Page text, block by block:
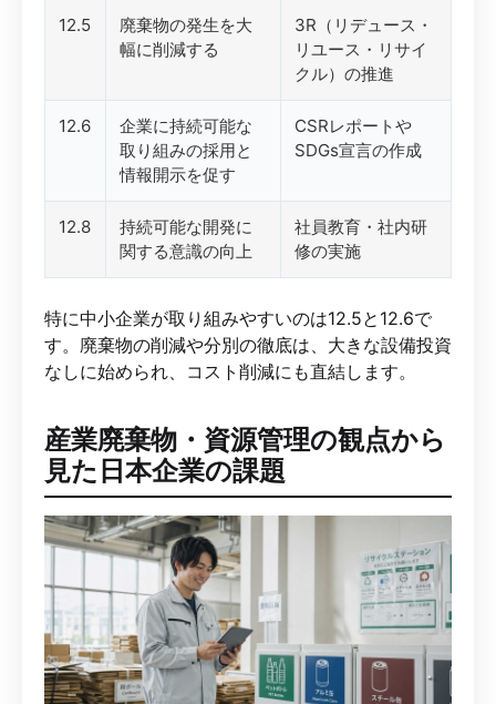
12.5
廃棄物の発生を大
幅に削減する
3R（リデュース・
リユース・リサイ
クル）の推進
12.6
企業に持続可能な
取り組みの採用と
情報開示を促す
CSRレポートや
SDGs宣言の作成
12.8
持続可能な開発に
関する意識の向上
社員教育・社内研
修の実施
特に中小企業が取り組みやすいのは12.5と12.6で
す。廃棄物の削減や分別の徹底は、大きな設備投資
なしに始められ、コスト削減にも直結します。
産業廃棄物・資源管理の観点から
見た日本企業の課題